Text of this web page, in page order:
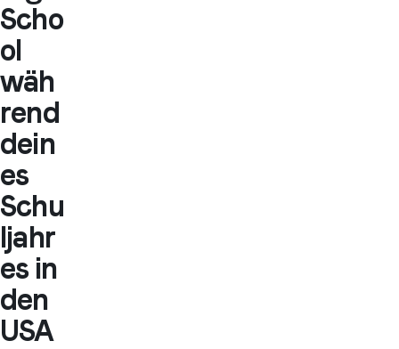
Scho
ol
wäh
rend
dein
es
Schu
ljahr
es in
den
USA